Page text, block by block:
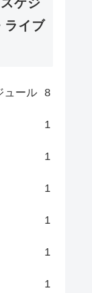
ライブ
ュール 8
1
1
1
1
1
1